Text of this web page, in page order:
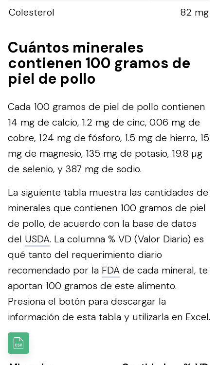
Colesterol
82 mg
Cuántos minerales
contienen 100 gramos de
piel de pollo
Cada 100 gramos de piel de pollo contienen
14 mg de calcio, 1.2 mg de cinc, 0.06 mg de
cobre, 124 mg de fósforo, 1.5 mg de hierro, 15
mg de magnesio, 135 mg de potasio, 19.8 µg
de selenio, y 387 mg de sodio.
La siguiente tabla muestra las cantidades de
minerales que contienen 100 gramos de piel
de pollo, de acuerdo con la base de datos
del USDA. La columna % VD (Valor Diario) es
qué tanto del requerimiento diario
recomendado por la FDA de cada mineral, te
aportan 100 gramos de este alimento.
Presiona el botón para descargar la
información de esta tabla y utilizarla en Excel.